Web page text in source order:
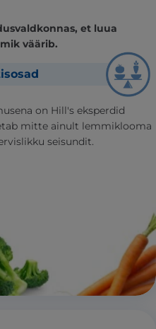
et luua
väärib.
on Hill's eksperdid
mitte ainult lemmiklooma
seisundit.